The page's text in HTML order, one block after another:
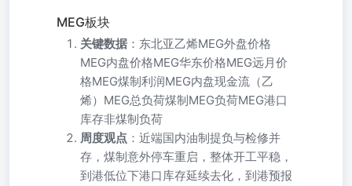
MEG板块
关键数据 ：东北亚乙烯MEG外盘价格
MEG内盘价格MEG华东价格MEG远月价
格MEG煤制利润MEG内盘现金流（乙
烯）MEG总负荷煤制MEG负荷MEG港口
库存非煤制负荷
周度观点 ：近端国内油制提负与检修并
存，煤制意外停车重启，整体开工平稳，
到港低位下港口库存延续去化，到港预报